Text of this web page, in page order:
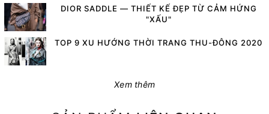
DIOR SADDLE — THIẾT KẾ ĐẸP TỪ CẢM HỨNG
"XẤU"
TOP 9 XU HƯỚNG THỜI TRANG THU-ĐÔNG 2020
Xem thêm